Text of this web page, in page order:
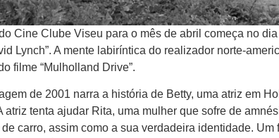
Cine Clube Viseu para o mês de abril começa no
Lynch”. A mente labiríntica do realizador norte-
filme “Mulholland Drive”.
de 2001 narra a história de Betty, uma atriz em
atriz tenta ajudar Rita, uma mulher que sofre de
carro, assim como a sua verdadeira identidade. Um